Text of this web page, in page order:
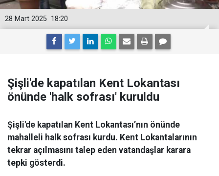
18:20
28 Mart 2025
Şişli'de kapatılan Kent Lokantası
önünde 'halk sofrası' kuruldu
Şişli'de kapatılan Kent Lokantası’nın önünde
mahalleli halk sofrası kurdu. Kent Lokantalarının
tekrar açılmasını talep eden vatandaşlar karara
tepki gösterdi.